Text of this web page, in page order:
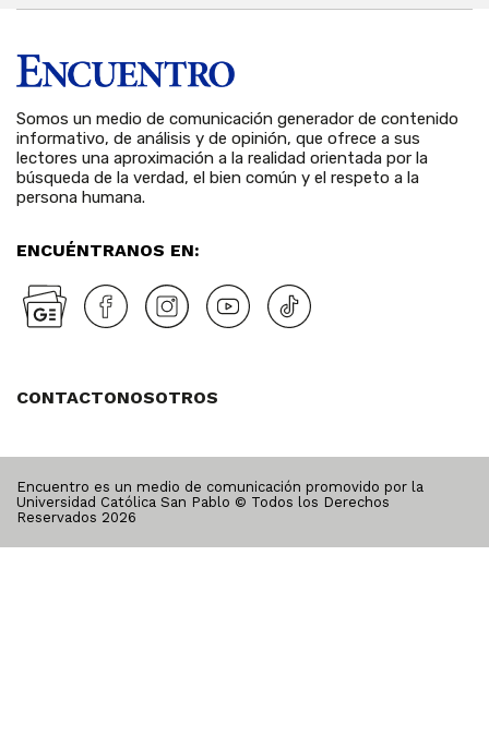
Somos un medio de comunicación generador de contenido
informativo, de análisis y de opinión, que ofrece a sus
lectores una aproximación a la realidad orientada por la
búsqueda de la verdad, el bien común y el respeto a la
persona humana.
ENCUÉNTRANOS EN:
CONTACTONOSOTROS
Encuentro es un medio de comunicación promovido por la
Universidad Católica San Pablo © Todos los Derechos
Reservados 2026